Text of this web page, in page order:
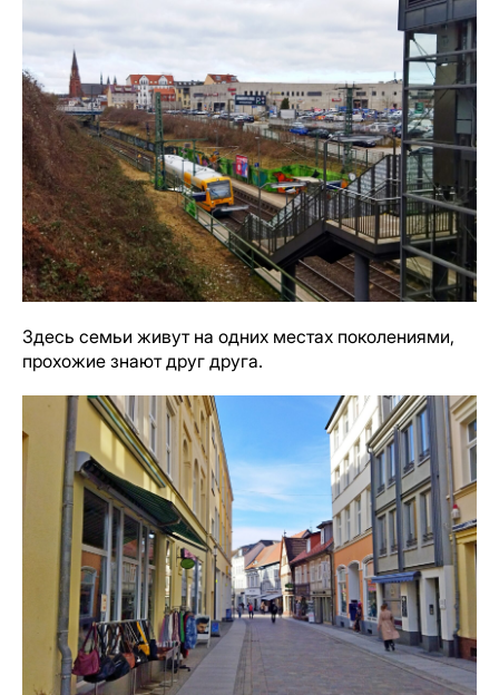
Здесь семьи живут на одних местах поколениями,
прохожие знают друг друга.